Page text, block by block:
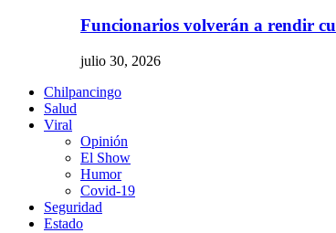
Funcionarios volverán a rendir
julio 30, 2026
Chilpancingo
Salud
Viral
Opinión
El Show
Humor
Covid-19
Seguridad
Estado